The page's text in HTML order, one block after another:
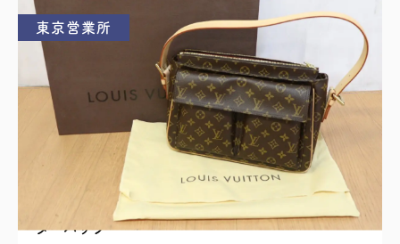
東京営業所
ルイ・ヴィトン ヴィバシテ モノグラム ショル
ダーバッグ